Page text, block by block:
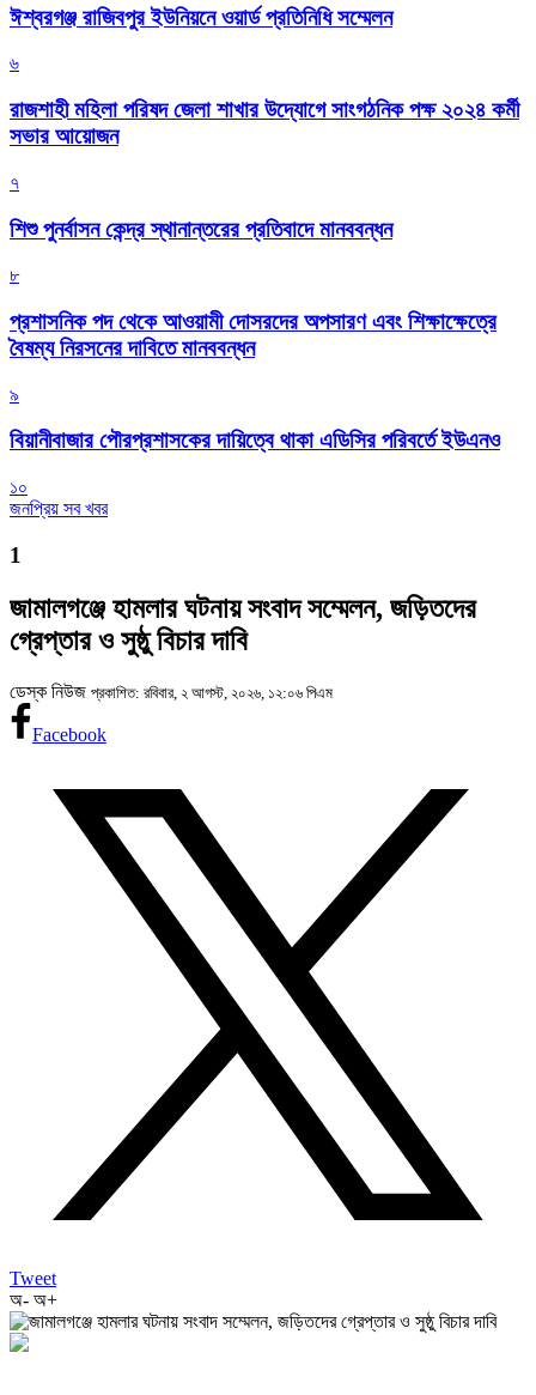
ঈশ্বরগঞ্জ রাজিবপুর ইউনিয়নে ওয়ার্ড প্রতিনিধি সম্মেলন
৬
রাজশাহী মহিলা পরিষদ জেলা শাখার উদ্যোগে সাংগঠনিক পক্ষ ২০২৪ কর্মী
সভার আয়োজন
৭
শিশু পুনর্বাসন কেন্দ্র স্থানান্তরের প্রতিবাদে মানববন্ধন
৮
প্রশাসনিক পদ থেকে আওয়ামী দোসরদের অপসারণ এবং শিক্ষাক্ষেত্রে
বৈষম্য নিরসনের দাবিতে মানববন্ধন
৯
বিয়ানীবাজার পৌরপ্রশাসকের দায়িত্বে থাকা এডিসির পরিবর্তে ইউএনও
১০
জনপ্রিয় সব খবর
1
জামালগঞ্জে হামলার ঘটনায় সংবাদ সম্মেলন, জড়িতদের
গ্রেপ্তার ও সুষ্ঠু বিচার দাবি
ডেস্ক নিউজ প্রকাশিত: রবিবার, ২ আগস্ট, ২০২৬, ১২:০৬ পিএম
Facebook
Tweet
অ- অ+